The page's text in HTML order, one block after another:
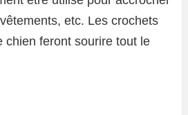
etc. Les crochets
chien feront sourire tout le